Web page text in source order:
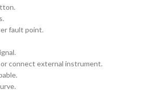
fault point.
connect external instrument.